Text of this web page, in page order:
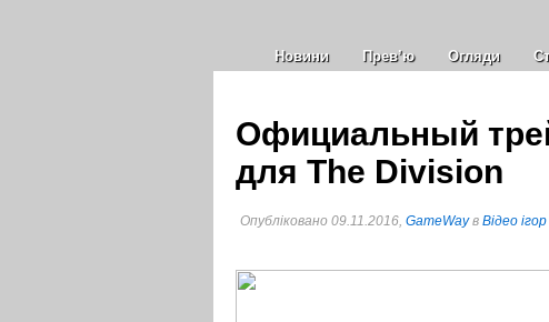
Новини Прев’ю Огляди
Официальный
для The Division
Опубліковано 09.11.2016, GameWayв Відео ігор